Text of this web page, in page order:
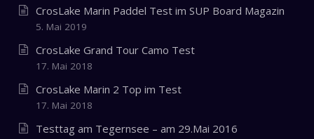
CrosLake Marin Paddel Test im SUP Board Magazin
5. Mai 2019
CrosLake Grand Tour Camo Test
17. Mai 2018
CrosLake Marin 2 Top im Test
17. Mai 2018
Testtag am Tegernsee – am 29.Mai 2016